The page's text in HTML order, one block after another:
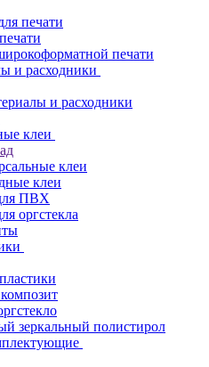
печати
печати
и расходники
и расходники
клеи
клеи
клеи
ПВХ
оргстекла
зеркальный полистирол